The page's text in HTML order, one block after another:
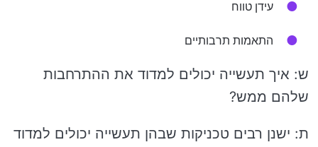
עידן טווח
התאמות תרבותיים
ש: איך תעשייה יכולים למדוד את ההתרחבות
שלהם ממש?
ת: ישנן רבים טכניקות שבהן תעשייה יכולים למדוד